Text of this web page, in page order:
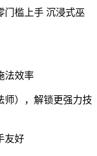
门槛上手‍ 沉浸式巫
法效率
），解锁更强力技
友好